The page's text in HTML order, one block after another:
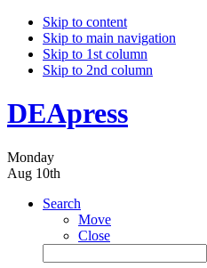
Skip to content
Skip to main navigation
Skip to 1st column
Skip to 2nd column
DEApress
Monday
Aug 10th
Search
Move
Close